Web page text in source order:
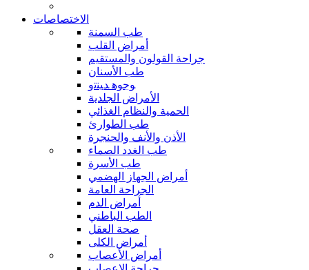
الاختصاصات
طب السمنة
أمراض القلب
جراحة القولون والمستقيم
طب الأسنان
ﻮﺟﻮﻫ ﺪﻴﻨﺗﻭ
الأمراض الجلدية
الحمية والنظام الغذائي
طب الطوارئ
الأذن والأنف والحنجرة
طب الغدد الصماء
طب الأسرة
أمراض الجهاز الهضمي
الجراحة العامة
أمراض الدم
الطب الباطني
صحة العقل
أمراض الكلى
أمراض الأعصاب